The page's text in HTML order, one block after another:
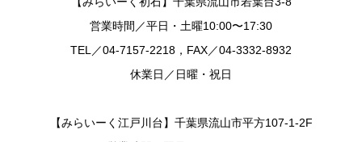
営業時間／平日・土曜10:00〜17:30
TEL／04-7157-2218，FAX／04-3332-8932
休業日／日曜・祝日
【みらいーく江戸川台】千葉県流山市平方107-1-2F